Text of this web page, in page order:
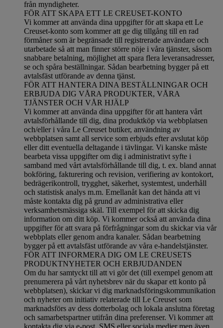
från myndigheter.
FÖR ATT SKAPA ETT LE CREUSET-KONTO
Vi kommer att använda dina uppgifter för att skapa ett Le
Creuset-konto som kommer att ge dig tillgång till en rad
förmåner som är begränsade till registrerade användare och
utarbetade så att man finner större nöje i våra tjänster, såsom
snabbare betalning, möjlighet att spara flera leveransadresser,
se och spåra beställningar. Sådan bearbetning bygger på ett
avtalsfäst utförande av denna tjänst.
FÖR ATT HANTERA DINA BESTÄLLNINGAR OCH
ERBJUDA DIG VÅRA PRODUKTER, VÅRA
TJÄNSTER OCH VÅR HJÄLP
Vi kommer att använda dina uppgifter för att hantera vårt
avtalsförhållande till dig, dina produktköp via webbplatsen
och/eller i våra Le Creuset butiker, användning av
webbplatsen samt all service som erbjuds efter avslutat köp
eller ditt eventuella deltagande i tävlingar. Vi kanske måste
bearbeta vissa uppgifter om dig i administrativt syfte i
samband med vårt avtalsförhållande till dig, t. ex. bland annat
bokföring, fakturering och revision, verifiering av kontokort,
bedrägerikontroll, trygghet, säkerhet, systemtest, underhåll
och statistisk analys m.m. Emellanåt kan det hända att vi
måste kontakta dig på grund av administrativa eller
verksamhetsmässiga skäl. Till exempel för att skicka dig
information om ditt köp. Vi kommer också att använda dina
uppgifter för att svara på förfrågningar som du skickar via vår
webbplats eller genom andra kanaler. Sådan bearbetning
bygger på ett avtalsfäst utförande av våra e-handelstjänster.
FÖR ATT INFORMERA DIG OM LE CREUSETS
PRODUKTNYHETER OCH ERBJUDANDEN
Om du har samtyckt till att vi gör det (till exempel genom att
prenumerera på vårt nyhetsbrev när du skapar ett konto på
webbplatsen), skickar vi dig marknadsföringskommunikation
och nyheter om initiativ relaterade till Le Creuset som
marknadsförs av dess dotterbolag och lokala anslutna företag
och samarbetspartner utifrån dina preferenser. Vi kommer att
kontakta dig via e-post, SMS eller sociala medier men även